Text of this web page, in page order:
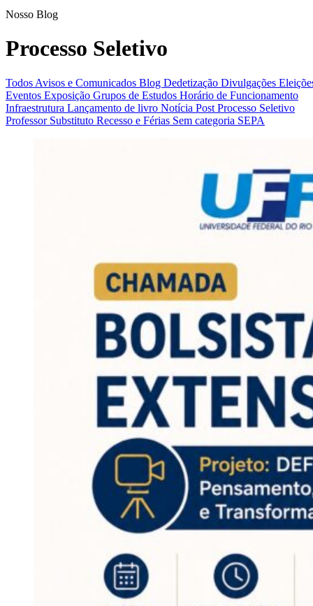
Nosso Blog
Processo Seletivo
Todos Avisos e Comunicados Blog Dedetização Divulgações
Eventos Exposição Grupos de Estudos Horário de Funcionamento
Infraestrutura Lançamento de livro Notícia Post Processo Seletivo
Professor Substituto Recesso e Férias Sem categoria SEPA